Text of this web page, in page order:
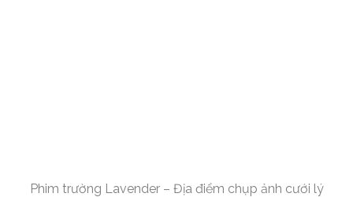
Phim trường Lavender – Địa điểm chụp ảnh cưới lý